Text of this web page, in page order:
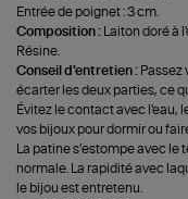
Entrée de poignet : 3 cm.
Composition :
Laiton doré à
Résine.
Conseil d'entretien : Passez
écarter les deux parties, ce
Évitez le contact avec l'eau,
vos bijoux pour dormir ou
La patine s’estompe avec
normale. La rapidité avec
le bijou est entretenu.